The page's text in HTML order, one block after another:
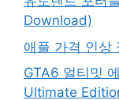
Download)
애플 가격 인상
GTA6 얼티밋
Ultimate